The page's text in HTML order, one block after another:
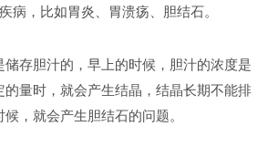
病，比如胃炎、胃溃疡、胆结石。
存胆汁的，早上的时候，胆汁的浓度是
的量时，就会产生结晶，结晶长期不能排
候，就会产生胆结石的问题。